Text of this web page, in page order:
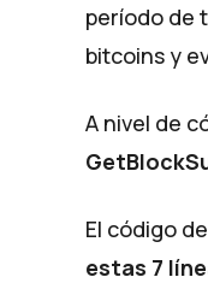
período de
bitcoins y
A nivel de
El código
estas 7